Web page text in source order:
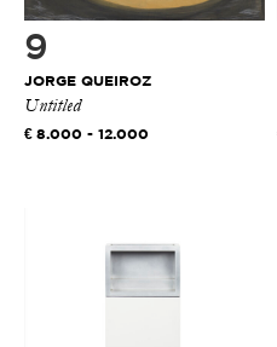
9
JORGE QUEIROZ
Untitled
8.000 - 12.000